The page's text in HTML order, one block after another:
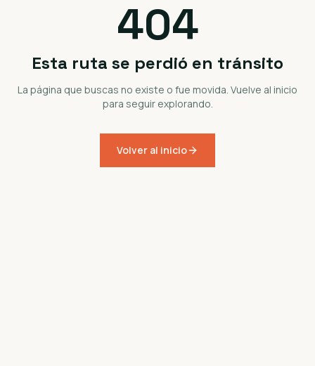
404
Esta ruta se perdió en tránsito
La página que buscas no existe o fue movida. Vuelve al inicio
para seguir explorando.
Volver al inicio